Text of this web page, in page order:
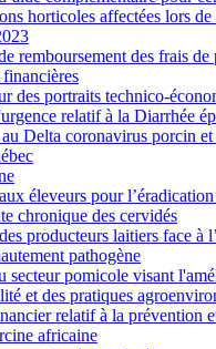
horticoles affectées lors de
remboursement des frais de
financières
des portraits technico-
relatif à la Diarrhée
Delta coronavirus porcin et
éleveurs pour
chronique des cervidés
producteurs laitiers face à
pathogène
secteur pomicole visant
et des pratiques
relatif à la prévention
africaine